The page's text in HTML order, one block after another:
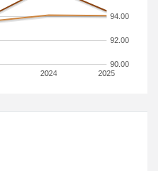
2024 2025
90.00
92.00
94.00